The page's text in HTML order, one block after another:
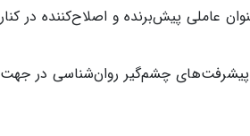
عاملی پیش‌برنده و اصلاح‌کننده در کنار
پیشرفت‌های چشم‌گیر روان‌شناسی در جهت